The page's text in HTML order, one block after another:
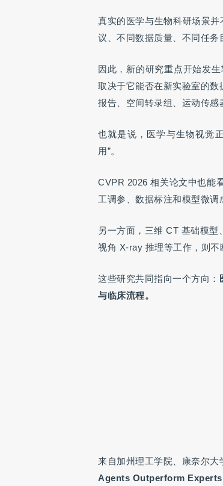
真实的医学与生物科研场景
议、不同数据质量、不同任务
因此，新的研究重点开始发
取决于它能否在新实验室的数
报告、空间转录组、运动传感
也就是说，医学与生物视觉
用”。
CVPR 2026 相关论文中也能
工调参、数据标注和模型微调
另一方面，三维 CT 基础模
视角 X-ray 推理等工作，则不
这些研究共同指向一个方向：
与临床流程。
来自加州理工学院、康奈尔
Agents Outperform